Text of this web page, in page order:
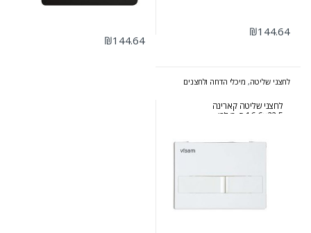
₪144.64
₪144.64
לחצני שליטה, מיכלי הדחה ולחצנים
לחצני שליטה קארינה
22.5×16.6 ס״מ לבן